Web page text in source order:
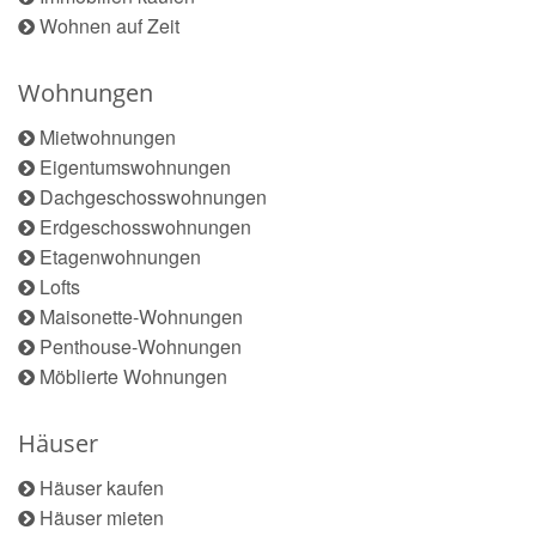
Wohnen auf Zeit
Wohnungen
Mietwohnungen
Eigentumswohnungen
Dachgeschosswohnungen
Erdgeschosswohnungen
Etagenwohnungen
Lofts
Maisonette-Wohnungen
Penthouse-Wohnungen
Möblierte Wohnungen
Häuser
Häuser kaufen
Häuser mieten